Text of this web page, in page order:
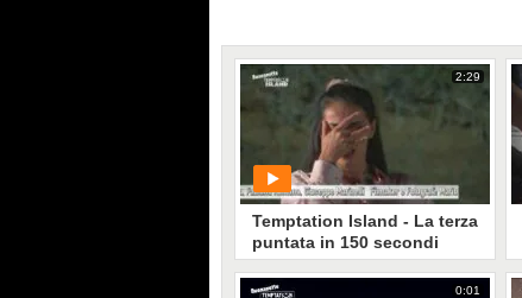
2:29
Temptation Island - La terza
puntata in 150 secondi
0:01